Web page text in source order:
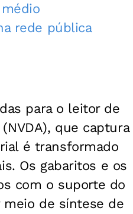
rede pública
para o leitor de
que captura
é transformado
Os gabaritos e os
com o suporte do
meio de síntese de